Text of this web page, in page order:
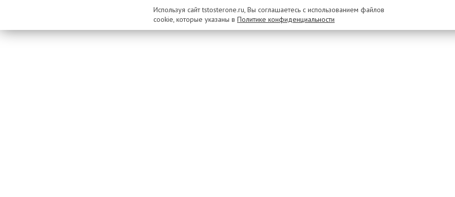
Используя сайт tstosterone.ru, Вы соглашаетесь с использованием файлов
cookie, которые указаны в Политике конфиденциальности